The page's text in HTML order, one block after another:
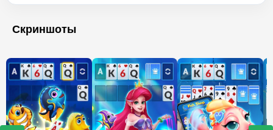
Скриншоты